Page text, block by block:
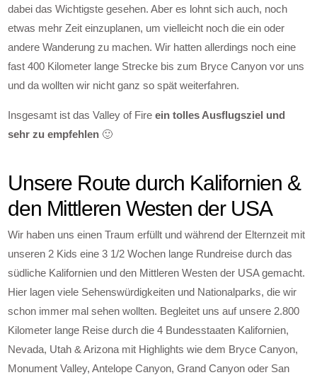
dabei das Wichtigste gesehen. Aber es lohnt sich auch, noch
etwas mehr Zeit einzuplanen, um vielleicht noch die ein oder
andere Wanderung zu machen. Wir hatten allerdings noch eine
fast 400 Kilometer lange Strecke bis zum Bryce Canyon vor uns
und da wollten wir nicht ganz so spät weiterfahren.
Insgesamt ist das Valley of Fireein tolles Ausflugsziel und
sehr zu empfehlen 🙂
Unsere Route durch Kalifornien &
den Mittleren Westen der USA
Wir haben uns einen Traum erfüllt und während der Elternzeit mit
unseren 2 Kids eine 3 1/2 Wochen lange Rundreise durch das
südliche Kalifornien und den Mittleren Westen der USA gemacht.
Hier lagen viele Sehenswürdigkeiten und Nationalparks, die wir
schon immer mal sehen wollten. Begleitet uns auf unsere 2.800
Kilometer lange Reise durch die 4 Bundesstaaten Kalifornien,
Nevada, Utah & Arizona mit Highlights wie dem Bryce Canyon,
Monument Valley, Antelope Canyon, Grand Canyon oder San